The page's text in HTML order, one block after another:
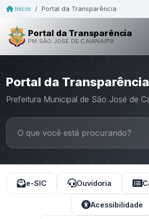
Início / Portal da Transparência
Portal da Transparência
PM SÃO JOSÉ DE CAIANA/PB
Portal da Transparência
Prefeitura Municipal de São José de
e-SIC Ouvidoria
Acessibilidade